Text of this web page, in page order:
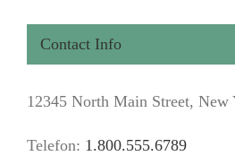
Contact Info
12345 North Main Street,
Telefon: 1.800.555.6789